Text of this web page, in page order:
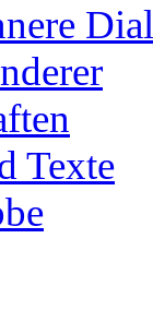
Texte